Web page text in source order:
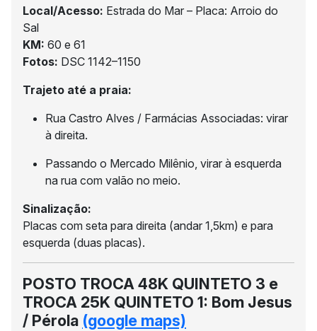
Local/Acesso: Estrada do Mar – Placa: Arroio do
Sal
KM: 60 e 61
Fotos: DSC 1142–1150
Trajeto até a praia:
Rua Castro Alves / Farmácias Associadas: virar
à direita.
Passando o Mercado Milênio, virar à esquerda
na rua com valão no meio.
Sinalização:
Placas com seta para direita (andar 1,5km) e para
esquerda (duas placas).
POSTO TROCA 48K QUINTETO 3 e
TROCA 25K QUINTETO 1: Bom Jesus
/ Pérola (google maps)